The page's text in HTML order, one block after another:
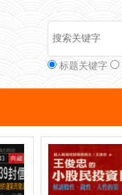
标题关键字